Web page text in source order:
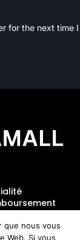
for the next time I
que nous vous
Web. Si vous